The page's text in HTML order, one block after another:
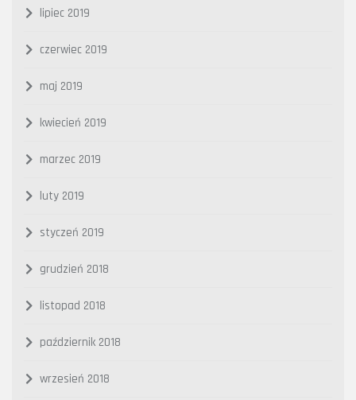
lipiec 2019
czerwiec 2019
maj 2019
kwiecień 2019
marzec 2019
luty 2019
styczeń 2019
grudzień 2018
listopad 2018
październik 2018
wrzesień 2018